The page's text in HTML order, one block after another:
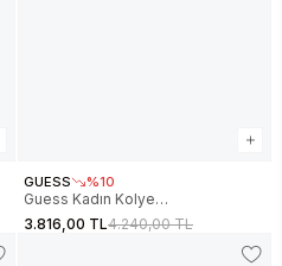
GUESS %10
Guess Kadın Kolye
JGUJUBN05463JWYGTU
3.816,00 TL4.240,00 TL